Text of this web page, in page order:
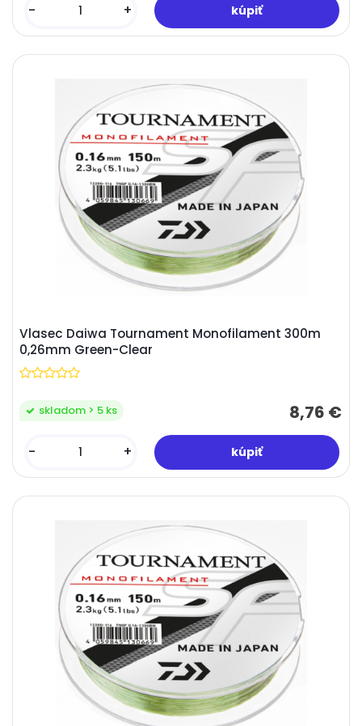
- +
Vlasec Daiwa Tournament Monofilament 300m
0,26mm Green-Clear
8,76 €
skladom > 5 ks
- +